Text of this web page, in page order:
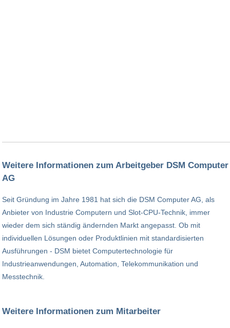
Weitere Informationen zum Arbeitgeber DSM Computer
AG
Seit Gründung im Jahre 1981 hat sich die DSM Computer AG, als
Anbieter von Industrie Computern und Slot-CPU-Technik, immer
wieder dem sich ständig ändernden Markt angepasst. Ob mit
individuellen Lösungen oder Produktlinien mit standardisierten
Ausführungen - DSM bietet Computertechnologie für
Industrieanwendungen, Automation, Telekommunikation und
Messtechnik.
Weitere Informationen zum Mitarbeiter